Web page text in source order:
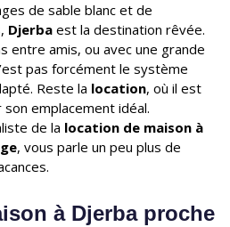
de sable blanc et de
Djerba est la destination rêvée.
entre amis, ou avec une grande
pas forcément le système
Reste la location, où il est
emplacement idéal.
de la location de maison à
, vous parle un peu plus de
à Djerba proche